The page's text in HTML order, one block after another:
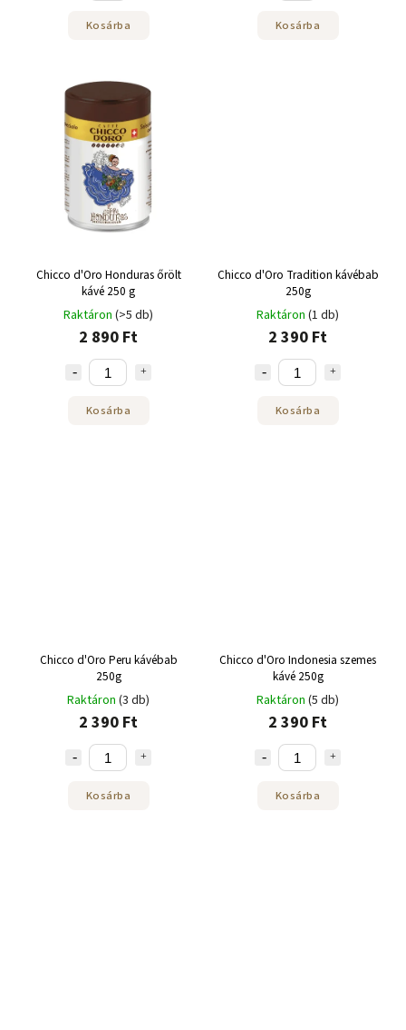
Kosárba Kosárba
Chicco d'Oro Honduras őrölt
kávé 250 g
Raktáron (>5 db)
2 890 Ft
Kosárba
Chicco d'Oro Tradition kávébab
250g
Raktáron (1 db)
2 390 Ft
Kosárba
Chicco d'Oro Peru kávébab
250g
Raktáron (3 db)
2 390 Ft
Kosárba
Chicco d'Oro Indonesia szemes
kávé 250g
Raktáron (5 db)
2 390 Ft
Kosárba